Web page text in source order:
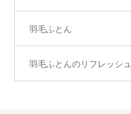
羽毛ふとん
羽毛ふとんのリフレッシュ